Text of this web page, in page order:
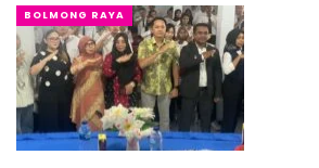
BOLMONG RAYA